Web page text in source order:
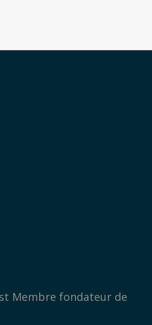
Membre fondateur de